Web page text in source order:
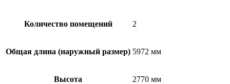
Количество помещений 2
Общая длина (наружный размер) 5972 мм
Высота 2770 мм